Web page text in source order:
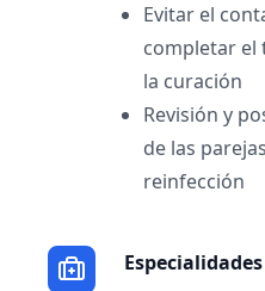
Evitar el
completar
la curación
Revisión y
de las
reinfección
Especialidades